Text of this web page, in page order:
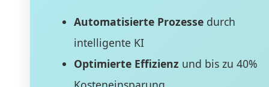
Automatisierte Prozessedurch
intelligente KI
Optimierte Effizienz und bis zu 40%